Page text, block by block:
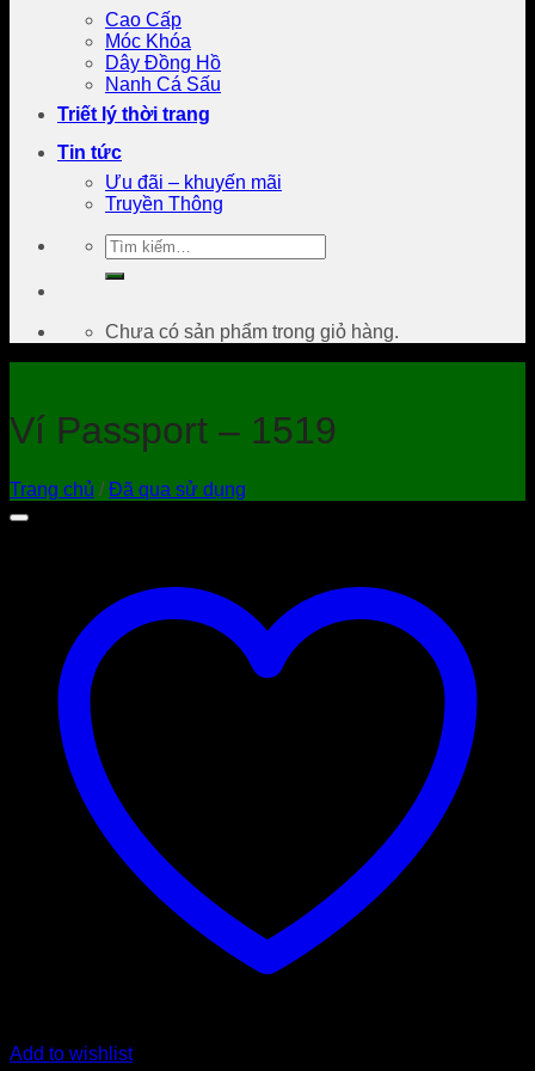
Cao Cấp
Móc Khóa
Dây Đồng Hồ
Nanh Cá Sấu
Triết lý thời trang
Tin tức
Ưu đãi – khuyến mãi
Truyền Thông
Tìm
kiếm:
Chưa có sản phẩm trong giỏ hàng.
Ví Passport – 1519
Trang chủ / Đã qua sử dụng
Add to wishlist